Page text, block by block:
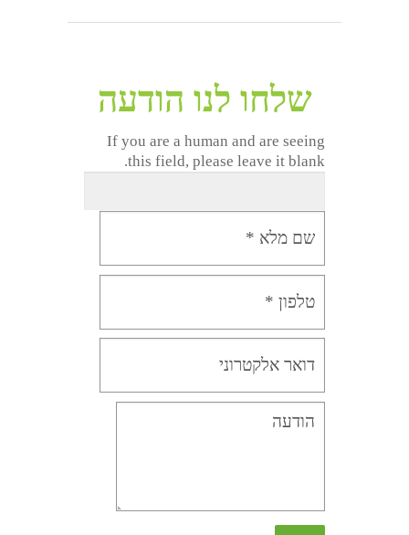
שלחו לנו הודעה
If you are a human and are seeing
this field, please leave it blank.